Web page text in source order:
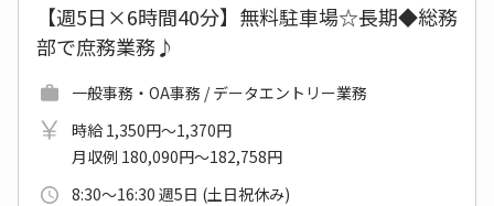
【週5日×6時間40分】無料駐車場☆長期◆総務
部で庶務業務♪
一般事務・OA事務 / データエントリー業務
時給 1,350円～1,370円
月収例 180,090円～182,758円
8:30～16:30 週5日 (土日祝休み)